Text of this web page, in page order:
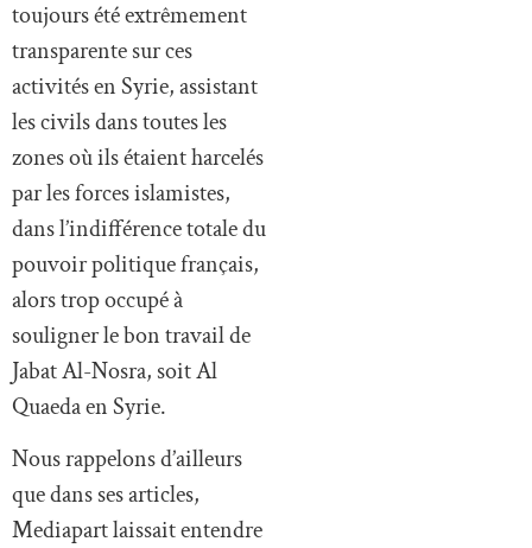
toujours été extrêmement
transparente sur ces
activités en Syrie, assistant
les civils dans toutes les
zones où ils étaient harcelés
par les forces islamistes,
dans l’indifférence totale du
pouvoir politique français,
alors trop occupé à
souligner le bon travail de
Jabat Al-Nosra, soit Al
Quaeda en Syrie.
Nous rappelons d’ailleurs
que dans ses articles,
Mediapart laissait entendre